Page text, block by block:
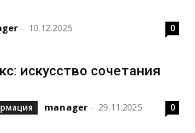
- 10.12.2025 0
искусство сочетания
manager - 29.11.2025 0